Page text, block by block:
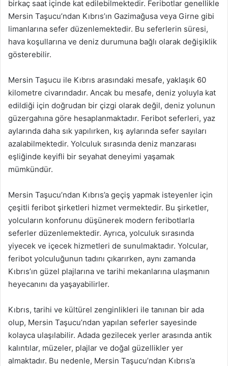
birkaç saat içinde kat edilebilmektedir. Feribotlar genellikle
Mersin Taşucu’ndan Kıbrıs’ın Gazimağusa veya Girne gibi
limanlarına sefer düzenlemektedir. Bu seferlerin süresi,
hava koşullarına ve deniz durumuna bağlı olarak değişiklik
gösterebilir.
Mersin Taşucu ile Kıbrıs arasındaki mesafe, yaklaşık 60
kilometre civarındadır. Ancak bu mesafe, deniz yoluyla kat
edildiği için doğrudan bir çizgi olarak değil, deniz yolunun
güzergahına göre hesaplanmaktadır. Feribot seferleri, yaz
aylarında daha sık yapılırken, kış aylarında sefer sayıları
azalabilmektedir. Yolculuk sırasında deniz manzarası
eşliğinde keyifli bir seyahat deneyimi yaşamak
mümkündür.
Mersin Taşucu’ndan Kıbrıs’a geçiş yapmak isteyenler için
çeşitli feribot şirketleri hizmet vermektedir. Bu şirketler,
yolcuların konforunu düşünerek modern feribotlarla
seferler düzenlemektedir. Ayrıca, yolculuk sırasında
yiyecek ve içecek hizmetleri de sunulmaktadır. Yolcular,
feribot yolculuğunun tadını çıkarırken, aynı zamanda
Kıbrıs’ın güzel plajlarına ve tarihi mekanlarına ulaşmanın
heyecanını da yaşayabilirler.
Kıbrıs, tarihi ve kültürel zenginlikleri ile tanınan bir ada
olup, Mersin Taşucu’ndan yapılan seferler sayesinde
kolayca ulaşılabilir. Adada gezilecek yerler arasında antik
kalıntılar, müzeler, plajlar ve doğal güzellikler yer
almaktadır. Bu nedenle, Mersin Taşucu’ndan Kıbrıs’a